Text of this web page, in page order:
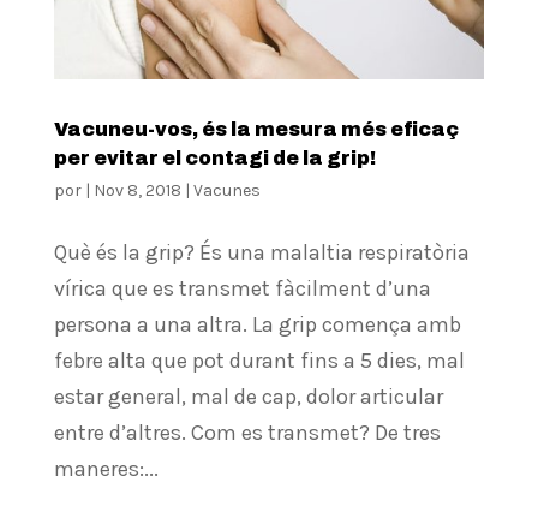
Vacuneu-vos, és la mesura més eficaç
per evitar el contagi de la grip!
por | Nov 8, 2018 | Vacunes
Què és la grip? És una malaltia respiratòria
vírica que es transmet fàcilment d’una
persona a una altra. La grip comença amb
febre alta que pot durant fins a 5 dies, mal
estar general, mal de cap, dolor articular
entre d’altres. Com es transmet? De tres
maneres:...